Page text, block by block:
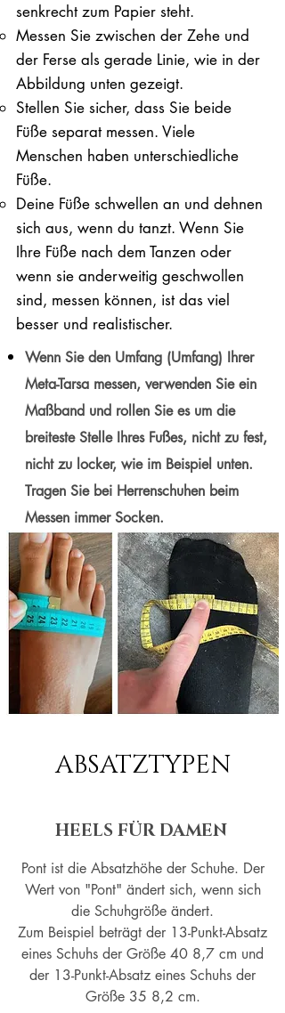
senkrecht zum Papier steht.
Messen Sie zwischen der Zehe und
der Ferse als gerade Linie, wie in der
Abbildung unten gezeigt.
Stellen Sie sicher, dass Sie beide
Füße separat messen. Viele
Menschen haben unterschiedliche
Füße.
Deine Füße schwellen an und dehnen
sich aus, wenn du tanzt. Wenn Sie
Ihre Füße nach dem Tanzen oder
wenn sie anderweitig geschwollen
sind, messen können, ist das viel
besser und realistischer.
Wenn Sie den Umfang (Umfang) Ihrer
Meta-Tarsa messen, verwenden Sie ein
Maßband und rollen Sie es um die
breiteste Stelle Ihres Fußes, nicht zu fest,
nicht zu locker, wie im Beispiel unten.
Tragen Sie bei Herrenschuhen beim
Messen immer Socken.
ABSATZTYPEN
HEELS FÜR DAMEN
Pont ist die Absatzhöhe der Schuhe. Der
Wert von "Pont" ändert sich, wenn sich
die Schuhgröße ändert.
Zum Beispiel beträgt der 13-Punkt-Absatz
eines Schuhs der Größe 40 8,7 cm und
der 13-Punkt-Absatz eines Schuhs der
Größe 35 8,2 cm.